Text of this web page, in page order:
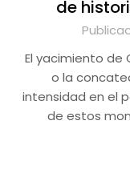
de
El yacimiento de
o la
intensidad en el
de estos